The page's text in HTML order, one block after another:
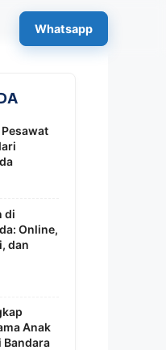
Whatsapp
di
Online,
dan
Anak
Bandara